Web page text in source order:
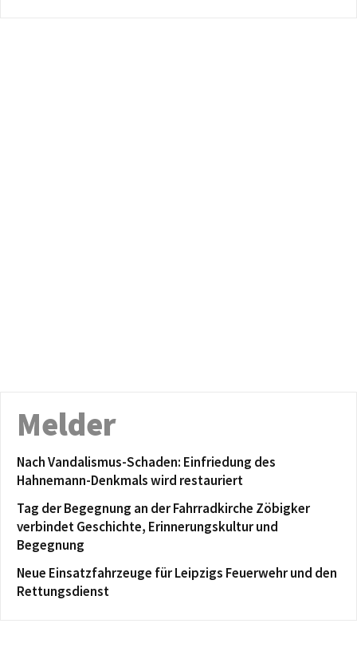
Melder
Nach Vandalismus-Schaden: Einfriedung des
Hahnemann-Denkmals wird restauriert
Tag der Begegnung an der Fahrradkirche Zöbigker
verbindet Geschichte, Erinnerungskultur und
Begegnung
Neue Einsatzfahrzeuge für Leipzigs Feuerwehr und den
Rettungsdienst